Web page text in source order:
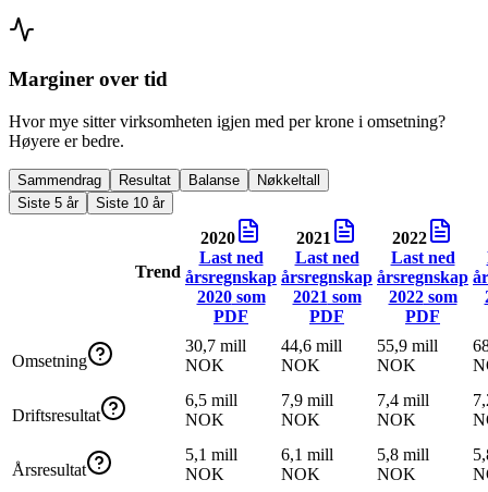
Marginer over tid
Hvor mye sitter virksomheten igjen med per krone i omsetning?
Høyere er bedre.
Sammendrag Resultat Balanse
Nøkkeltall
Siste 5 år
Siste 10 år
Trend
2020
Last ned
årsregnskap
2020som
PDF
2021
Last ned
årsregnskap
2021 som
PDF
2022
Last ned
årsregnskap
2022som
PDF
Omsetning
30,7 mill
NOK
44,6 mill
NOK
55,9 mill
NOK
Driftsresultat
6,5 mill
NOK
7,9 mill
NOK
7,4 mill
NOK
Årsresultat
5,1 mill
NOK
6,1 mill
NOK
5,8 mill
NOK